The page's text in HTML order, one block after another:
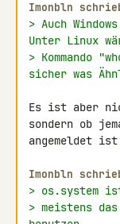
Imonbln
> Auch
Unter Linux
> Kommando
sicher was
Es ist aber
sondern ob
angemeldet
Imonbln
> os.system
> meistens